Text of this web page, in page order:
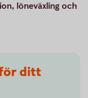
löneväxling och
ditt